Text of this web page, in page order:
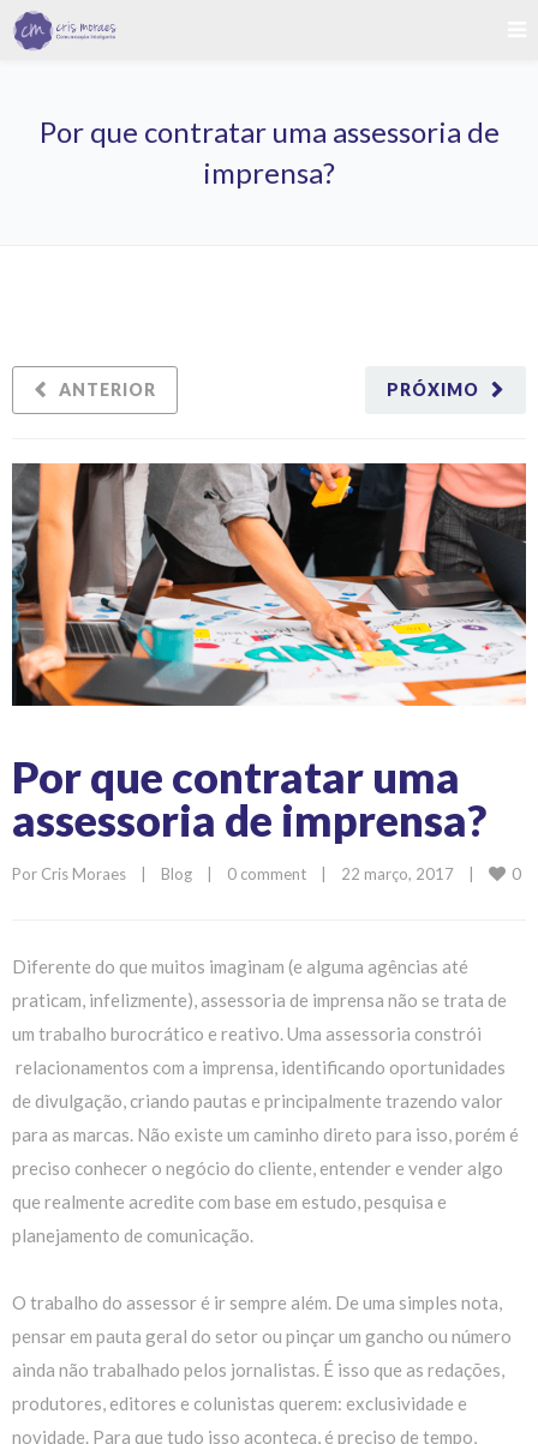
Por que contratar uma assessoria de
imprensa?
PRÓXIMO
ANTERIOR
Por que contratar uma
assessoria de imprensa?
Por Cris Moraes Blog 0 comment 22 março, 2017 0
Diferente do que muitos imaginam (e alguma agências até
praticam, infelizmente), assessoria de imprensa não se trata de
um trabalho burocrático e reativo. Uma assessoria constrói
relacionamentos com a imprensa, identificando oportunidades
de divulgação, criando pautas e principalmente trazendo valor
para as marcas. Não existe um caminho direto para isso, porém é
preciso conhecer o negócio do cliente, entender e vender algo
que realmente acredite com base em estudo, pesquisa e
planejamento de comunicação.
O trabalho do assessor é ir sempre além. De uma simples nota,
pensar em pauta geral do setor ou pinçar um gancho ou número
ainda não trabalhado pelos jornalistas. É isso que as redações,
produtores, editores e colunistas querem: exclusividade e
novidade. Para que tudo isso aconteça, é preciso de tempo,